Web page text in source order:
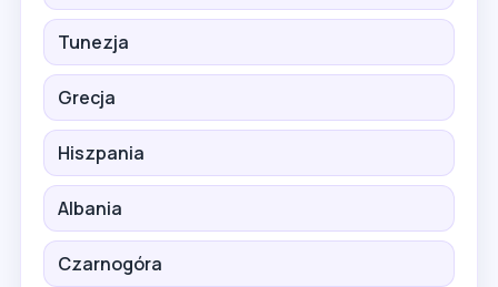
Tunezja
Grecja
Hiszpania
Albania
Czarnogóra